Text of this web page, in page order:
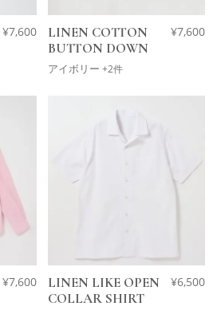
¥7,600
LINEN COTTON
BUTTON DOWN
アイボリー +2件
¥7,600
¥7,600
LINEN LIKE OPEN
COLLAR SHIRT
¥6,500